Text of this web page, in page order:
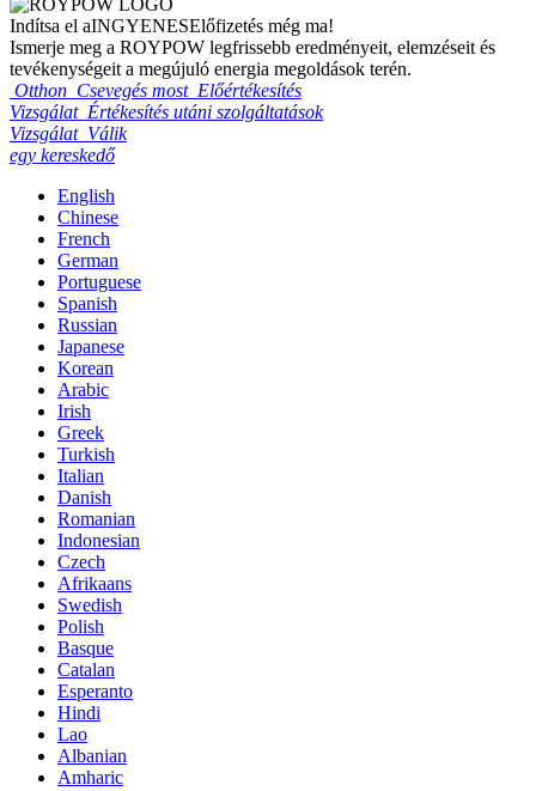
Indítsa el aINGYENESElőfizetés még ma!
Ismerje meg a ROYPOW legfrissebb eredményeit, elemzéseit és
tevékenységeit a megújuló energia megoldások terén.
Otthon Csevegés most Előértékesítés
Vizsgálat Értékesítés utáni szolgáltatások
Vizsgálat Válik
egy kereskedő
English
Chinese
French
German
Portuguese
Spanish
Russian
Japanese
Korean
Arabic
Irish
Greek
Turkish
Italian
Danish
Romanian
Indonesian
Czech
Afrikaans
Swedish
Polish
Basque
Catalan
Esperanto
Hindi
Lao
Albanian
Amharic